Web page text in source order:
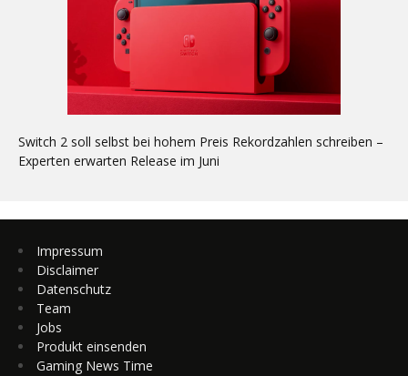
Switch 2 soll selbst bei hohem Preis Rekordzahlen schreiben –
Experten erwarten Release im Juni
Impressum
Disclaimer
Datenschutz
Team
Jobs
Produkt einsenden
Gaming News Time